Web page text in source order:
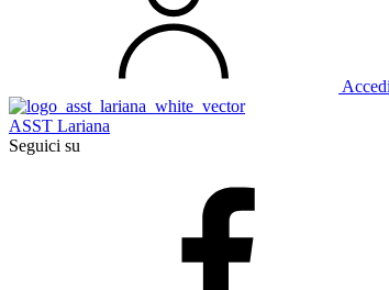
Accedi
ASST Lariana
Seguici su